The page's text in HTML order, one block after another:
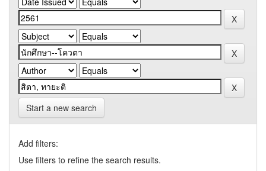
Start a new search
Add filters:
Use filters to refine the search results.